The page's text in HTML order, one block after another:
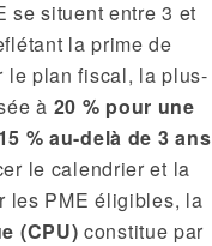
se situent entre 3 et
la prime de
le plan fiscal, la plus-
à 20 % pour une
15 % au-delà de 3 ans
le calendrier et la
les PME éligibles, la
(CPU) constitue par